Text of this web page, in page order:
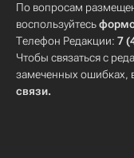
По вопросам
воспользуйтесь
Телефон Редакции: 7
Чтобы связаться с
замеченных ошибках,
связи.